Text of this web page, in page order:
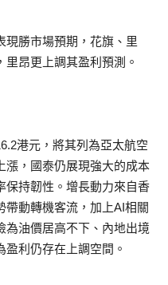
現勝市場預期，花旗、里
昂更上調其盈利預測。
港元，將其列為亞太航空
漲，國泰仍展現強大的成本
保持韌性。增長動力來自香
動轉機客流，加上AI相關
為油價居高不下、內地出境
利仍存在上調空間。